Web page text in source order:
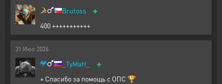
Brutoss +
400 +++++++++++
31 Июл 2026
_TyMaH_ +
+ Спасибо за помощь с ОПС 🏆